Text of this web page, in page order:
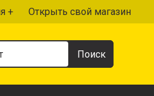
+ Открыть свой магазин